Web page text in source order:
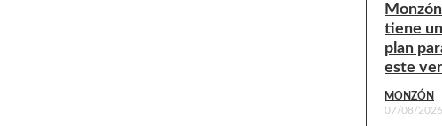
Monzón
tiene un
plan
este
MONZÓN
07/08/2026